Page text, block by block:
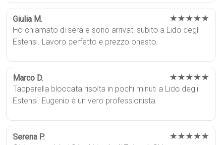
Giulia M. ★★★★★
Ho chiamato di sera e sono arrivati subito a Lido degli
Estensi. Lavoro perfetto e prezzo onesto.
Marco D. ★★★★★
Tapparella bloccata risolta in pochi minuti a Lido degli
Estensi. Eugenio è un vero professionista.
Serena P. ★★★★★